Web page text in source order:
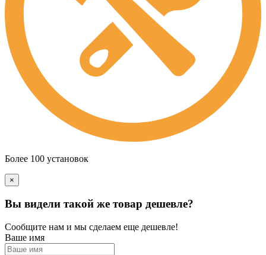
Более 100 установок
×
Вы видели такой же товар дешевле?
Сообщите нам и мы сделаем еще дешевле!
Ваше имя